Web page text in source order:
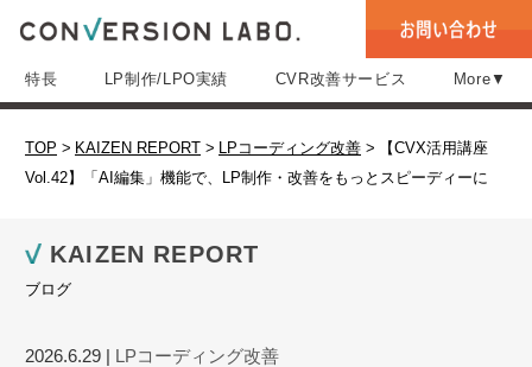
特長 LP制作/LPO実績 CVR改善サービス More▼
TOP > KAIZEN REPORT > LPコーディング改善 >
【CVX活用講座
Vol.42】「AI編集」機能で、LP制作・改善をもっとスピーディーに
KAIZEN REPORT
ブログ
2026.6.29 | LPコーディング改善